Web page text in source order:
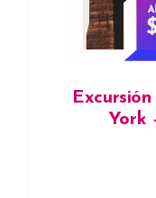
York